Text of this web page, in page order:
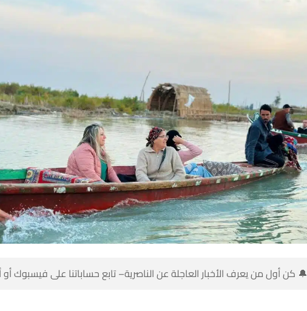
🔔 كن أول من يعرف الأخبار العاجلة عن الناصرية– تابع حساباتنا على فيسبوك